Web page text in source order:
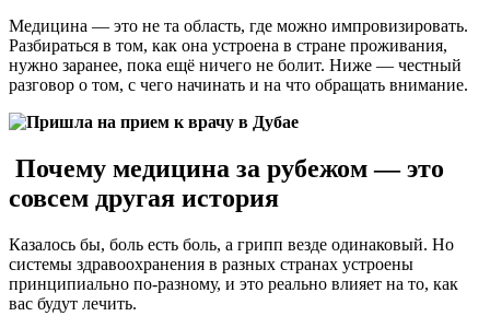
Медицина — это не та область, где можно импровизировать.
Разбираться в том, как она устроена в стране проживания,
нужно заранее, пока ещё ничего не болит. Ниже — честный
разговор о том, с чего начинать и на что обращать внимание.
Почему медицина за рубежом — это
совсем другая история
Казалось бы, боль есть боль, а грипп везде одинаковый. Но
системы здравоохранения в разных странах устроены
принципиально по-разному, и это реально влияет на то, как
вас будут лечить.